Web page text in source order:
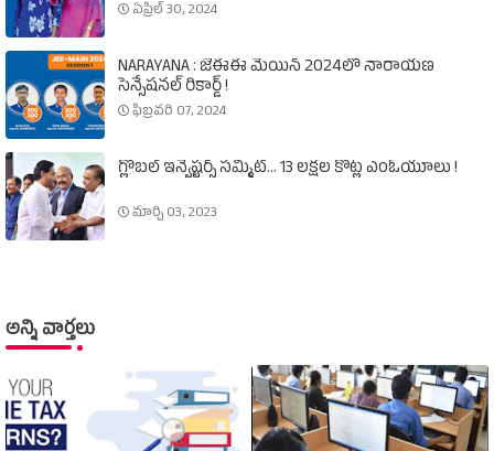
ఏప్రిల్ 30, 2024
NARAYANA : జేఈఈ మెయిన్‌ 2024లో నారాయణ
సెన్సేషనల్‌ రికార్డ్‌ !
ఫిబ్రవరి 07, 2024
గ్లోబల్‌ ఇన్వెష్టర్స్‌ సమ్మిట్‌... 13 లక్షల కోట్ల ఎంఓయూలు !
మార్చి 03, 2023
అన్ని వార్తలు